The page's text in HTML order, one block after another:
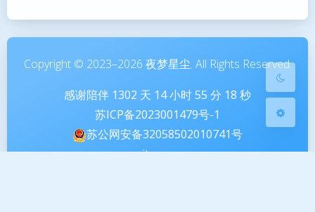
Copyright © 2023–2026 夜梦星尘. All Rights Reserved.
感谢陪伴 1302 天 14小时55 分 18 秒
苏ICP备2023001479号-1
苏公网安备32058502010741号
sitemap